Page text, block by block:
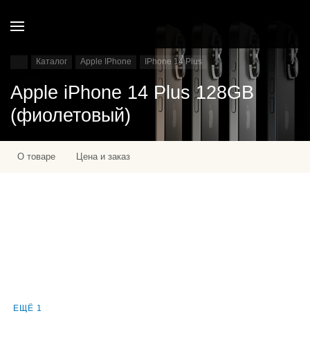
Каталог Apple IPhone IPhone 14 Plus
Apple iPhone 14 Plus 128GB
(фиолетовый)
О товаре Цена и заказ
ЕЩЁ 1